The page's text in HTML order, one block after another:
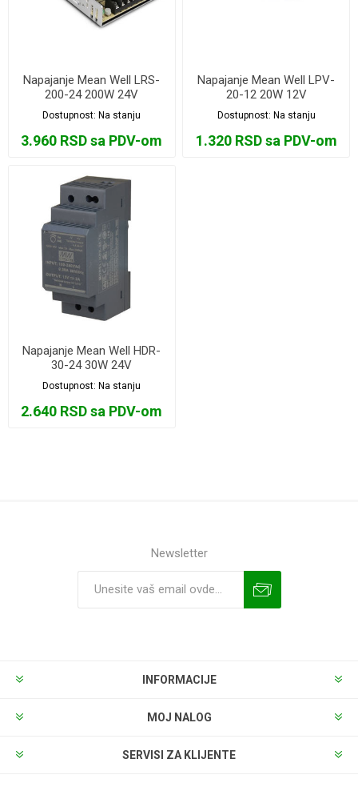
Napajanje Mean Well LRS-
200-24 200W 24V
Dostupnost: Na stanju
3.960 RSD sa PDV-om
Napajanje Mean Well LPV-
20-12 20W 12V
Dostupnost: Na stanju
1.320 RSD sa PDV-om
Napajanje Mean Well HDR-
30-24 30W 24V
Dostupnost: Na stanju
2.640 RSD sa PDV-om
Newsletter
INFORMACIJE
MOJ NALOG
SERVISI ZA KLIJENTE